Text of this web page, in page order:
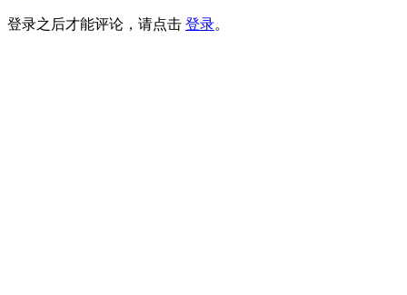
登录之后才能评论，请点击 登录。